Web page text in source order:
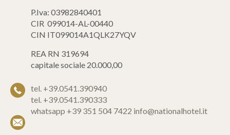
P.Iva: 03982840401
CIR 099014-AL-00440
CIN IT099014A1QLK27YQV
REA RN 319694
capitale sociale 20.000,00
tel. +39.0541.390940
tel. +39.0541.390333
whatsapp +39 351 504 7422 info@nationalhotel.it